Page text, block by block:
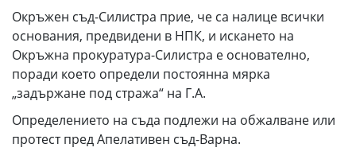
Окръжен съд-Силистра прие, че са налице всички
основания, предвидени в НПК, и искането на
Окръжна прокуратура-Силистра е основателно,
поради което определи постоянна мярка
„задържане под стража“ на Г.А.
Определението на съда подлежи на обжалване или
протест пред Апелативен съд-Варна.